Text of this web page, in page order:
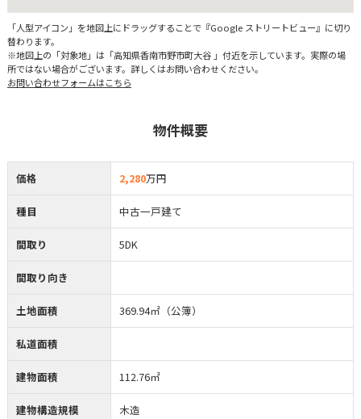
「人型アイコン」を地図上にドラッグすることで『Google ストリートビュー』に切り
替わります。
※地図上の「対象地」は「高知県香南市野市町大谷 」付近を示しています。実際の場
所ではない場合がございます。詳しくはお問い合わせください。
お問い合わせフォームはこちら
物件概要
価格 2,280万円
種目 中古一戸建て
間取り 5DK
間取り向き
土地面積 369.94㎡（公簿）
私道面積
建物面積 112.76㎡
建物構造規模
木造